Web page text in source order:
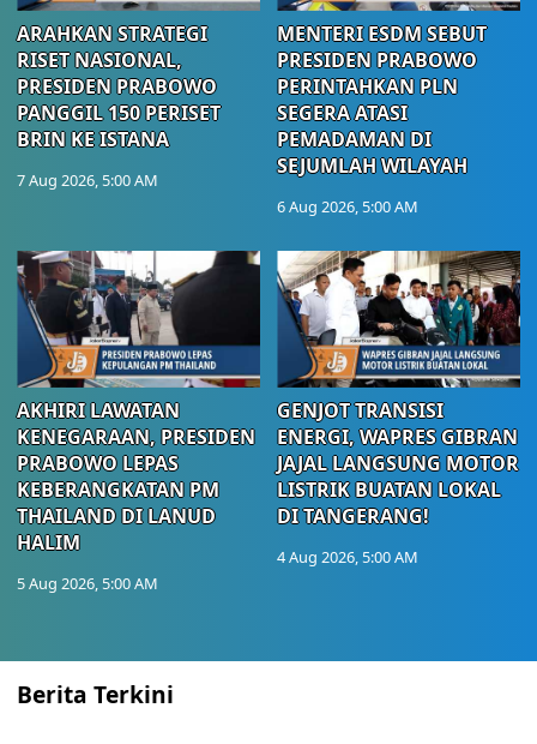
ARAHKAN STRATEGI
RISET NASIONAL,
PRESIDEN PRABOWO
PANGGIL 150 PERISET
BRIN KE ISTANA
7 Aug 2026, 5:00 AM
MENTERI ESDM SEBUT
PRESIDEN PRABOWO
PERINTAHKAN PLN
SEGERA ATASI
PEMADAMAN DI
SEJUMLAH WILAYAH
6 Aug 2026, 5:00 AM
AKHIRI LAWATAN
KENEGARAAN, PRESIDEN
PRABOWO LEPAS
KEBERANGKATAN PM
THAILAND DI LANUD
HALIM
5 Aug 2026, 5:00 AM
GENJOT TRANSISI
ENERGI, WAPRES GIBRAN
JAJAL LANGSUNG MOTOR
LISTRIK BUATAN LOKAL
DI TANGERANG!
4 Aug 2026, 5:00 AM
Berita Terkini